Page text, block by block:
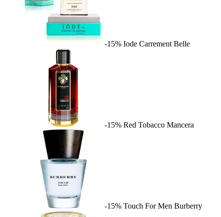
-15% Iode Carrement Belle
-15% Red Tobacco Mancera
-15% Touch For Men Burberry